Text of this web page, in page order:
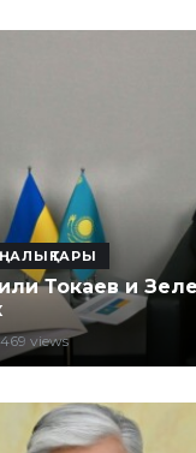
Токаев и
views